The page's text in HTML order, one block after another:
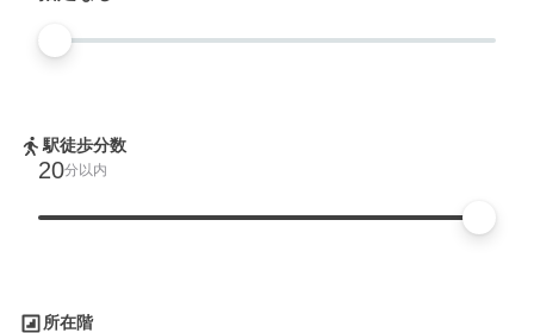
駅徒歩分数
20分以内
所在階